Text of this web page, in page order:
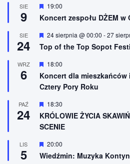
n
o
e
SIE
9
W
r
ż
n
o
n
e
19:00
Koncert zespołu DŻEM w
SIE
24
W
r
ż
n
o
e
24 sierpnia @ 00:00 -27
Top of the Top Sopot
WRZ
6
W
r
ó
n
i
o
n
18:00
Koncert dla
Cztery Pory Roku
PAŹ
24
W
y
r
ó
n
i
o
18:30
KRÓLOWIE ŻYCIA
SCENIE
LIS
5
W
y
r
20:00
Wiedźmin: Muzyka